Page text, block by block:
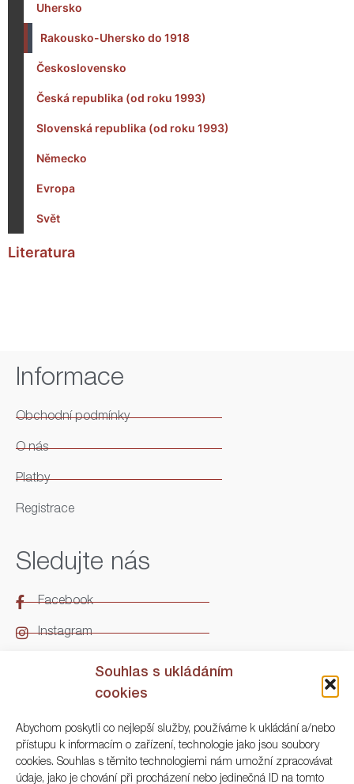
Souhlas s ukládáním
cookies
Abychom poskytli co nejlepší služby, používáme k ukládání a/nebo
přístupu k informacím o zařízení, technologie jako jsou soubory
cookies. Souhlas s těmito technologiemi nám umožní zpracovávat
údaje, jako je chování při procházení nebo jedinečná ID na tomto
Uhersko
Rakousko-Uhersko do 1918
Československo
Česká republika (od roku 1993)
Slovenská republika (od roku 1993)
Německo
Evropa
Svět
Literatura
Informace
Obchodní podmínky
O nás
Platby
Registrace
Sledujte nás
Facebook
Instagram
Kontakt
ARGO Numismatika